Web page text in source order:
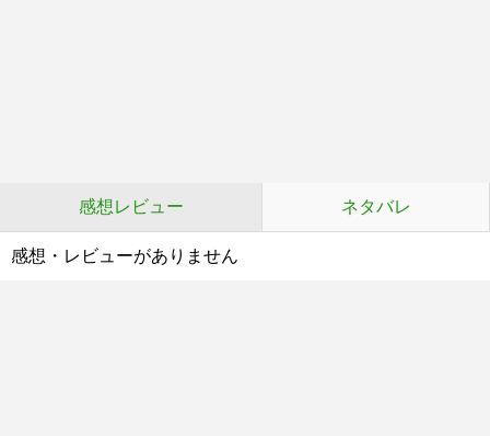
感想レビュー ネタバレ
感想・レビューがありません